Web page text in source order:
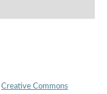
Creative Commons